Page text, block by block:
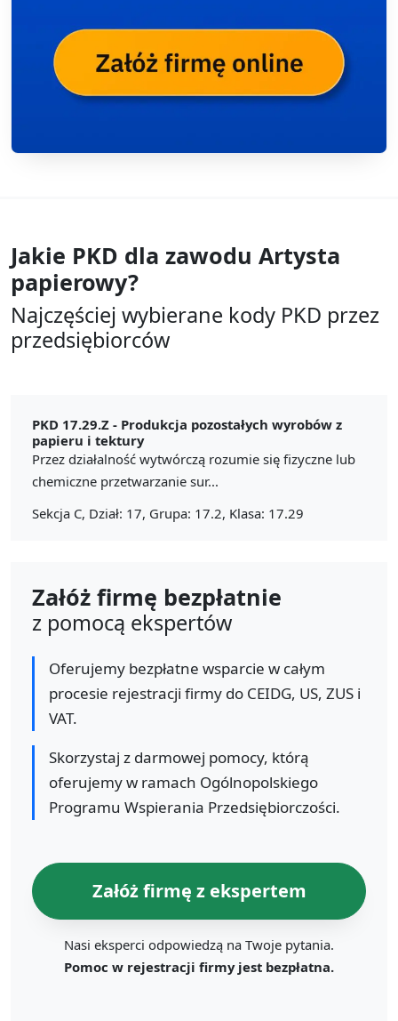
Jakie PKD dla zawodu Artysta
papierowy?
Najczęściej wybierane kody PKD przez
przedsiębiorców
PKD 17.29.Z - Produkcja pozostałych wyrobów z
papieru i tektury
Przez działalność wytwórczą rozumie się fizyczne lub
chemiczne przetwarzanie sur...
Sekcja C, Dział: 17, Grupa: 17.2, Klasa: 17.29
Załóż firmę bezpłatnie
z pomocą ekspertów
Oferujemy bezpłatne wsparcie w całym
procesie rejestracji firmy do CEIDG, US, ZUS i
VAT.
Skorzystaj z darmowej pomocy, którą
oferujemy w ramach Ogólnopolskiego
Programu Wspierania Przedsiębiorczości.
Załóż firmę z ekspertem
Nasi eksperci odpowiedzą na Twoje pytania.
Pomoc w rejestracji firmy jest bezpłatna.